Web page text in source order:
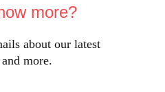
more?
about our latest
more.